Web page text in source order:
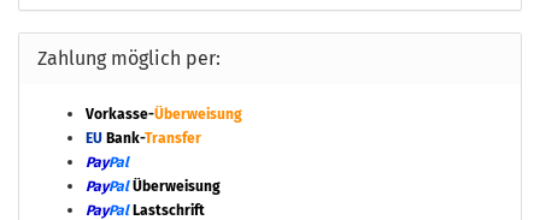
Zahlung möglich per:
Vorkasse-Überweisung
EU Bank-Transfer
PayPal
PayPalÜberweisung
PayPal Lastschrift